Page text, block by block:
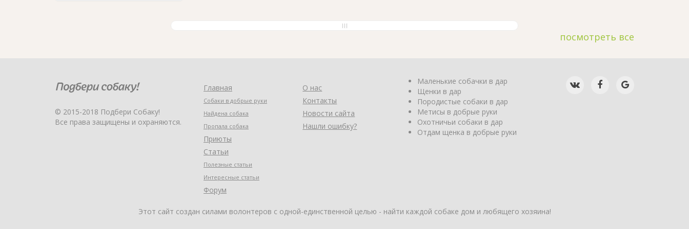
посмотреть все
© 2015-2018 Подбери Собаку!
Все права защищены и охраняются.
Главная
Собаки в добрые руки
Найдена собака
Пропала собака
Приюты
Статьи
Полезные статьи
Интересные статьи
Форум
О нас
Контакты
Новости сайта
Нашли ошибку?
Маленькие собачки в дар
Щенки в дар
Породистые собаки в дар
Метисы в добрые руки
Охотничьи собаки в дар
Отдам щенка в добрые руки
Этот сайт создан силами волонтеров с одной-единственной целью - найти каждой собаке дом и любящего хозяина!